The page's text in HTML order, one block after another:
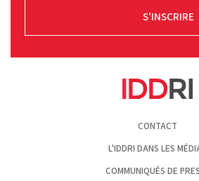
S'INSCRIRE
CONTACT
L'IDDRI DANS LES
COMMUNIQUÉS DE